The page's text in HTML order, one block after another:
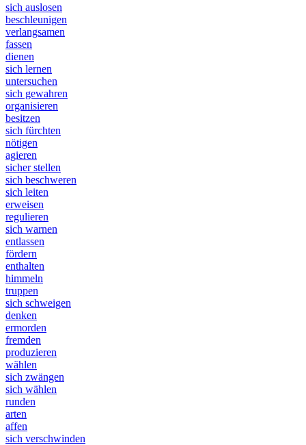
sich auslosen
beschleunigen
verlangsamen
fassen
dienen
sich lernen
untersuchen
sich gewahren
organisieren
besitzen
sich fürchten
nötigen
agieren
sicher stellen
sich beschweren
sich leiten
erweisen
regulieren
sich warnen
entlassen
fördern
enthalten
himmeln
truppen
sich schweigen
denken
ermorden
fremden
produzieren
wählen
sich zwängen
sich wählen
runden
arten
affen
sich verschwinden